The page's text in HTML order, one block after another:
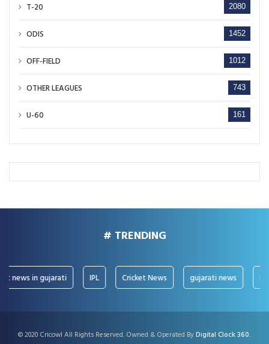
T-20 2080
ODIS 1452
OFF-FIELD 1012
OTHER LEAGUES 743
U-60 161
# TRENDING
in gujarati Cricket News gujarati news IPL
© 2020 Cricowl All Rights Reserved. Owned & Operated ByDigital Clock 360.